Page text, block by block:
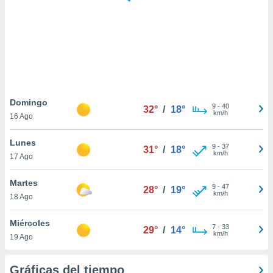
similares
como
sitio
de
traten tus
en
interés
su
Domingo
16 Ago
32° / 18° 9- 40
km/h
Lunes
17 Ago
31° / 18° 9- 37
km/h
Martes
18 Ago
28° / 19° 9- 47
km/h
Miércoles
19 Ago
29° / 14° 7- 33
km/h
Gráficas del tiempo